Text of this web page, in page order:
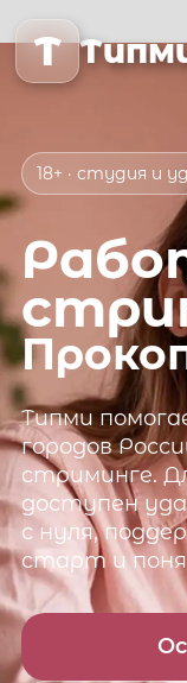
T
18+ · студия и
Типми
городов
стриминге.
доступен
с нуля,
старт и